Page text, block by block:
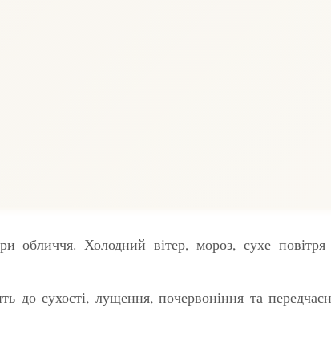
обличчя. Холодний вітер, мороз, сухе повітря
до сухості, лущення, почервоніння та